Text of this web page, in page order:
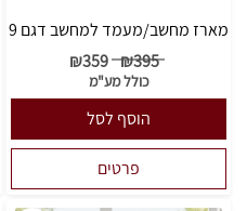
מארז מחשב/מעמד למחשב דגם 9
₪395
₪359
כולל מע"מ
הוסף לסל
פרטים